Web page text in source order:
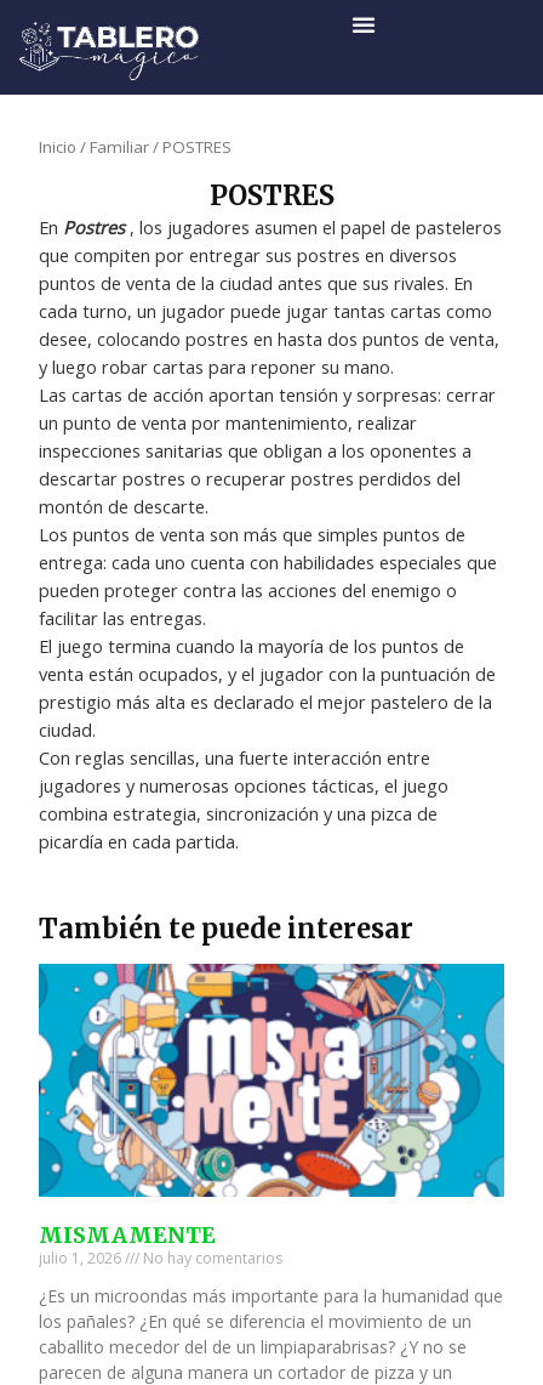
contenido
Inicio / Familiar/ POSTRES
POSTRES
En Postres, los jugadores asumen el papel de pasteleros
que compiten por entregar sus postres en diversos
puntos de venta de la ciudad antes que sus rivales. En
cada turno, un jugador puede jugar tantas cartas como
desee, colocando postres en hasta dos puntos de venta,
y luego robar cartas para reponer su mano.
Las cartas de acción aportan tensión y sorpresas: cerrar
un punto de venta por mantenimiento, realizar
inspecciones sanitarias que obligan a los oponentes a
descartar postres o recuperar postres perdidos del
montón de descarte.
Los puntos de venta son más que simples puntos de
entrega: cada uno cuenta con habilidades especiales que
pueden proteger contra las acciones del enemigo o
facilitar las entregas.
El juego termina cuando la mayoría de los puntos de
venta están ocupados, y el jugador con la puntuación de
prestigio más alta es declarado el mejor pastelero de la
ciudad.
Con reglas sencillas, una fuerte interacción entre
jugadores y numerosas opciones tácticas, el juego
combina estrategia, sincronización y una pizca de
picardía en cada partida.
También te puede interesar
MISMAMENTE
julio 1, 2026 No hay comentarios
¿Es un microondas más importante para la humanidad que
los pañales? ¿En qué se diferencia el movimiento de un
caballito mecedor del de un limpiaparabrisas? ¿Y no se
parecen de alguna manera un cortador de pizza y un